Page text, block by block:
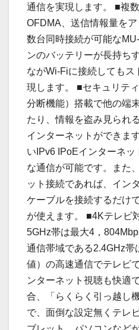
通信を実現します。 ■複
OFDMA、送信情報量を
数台同時接続が可能な
ンのバッテリーが長持ち
ながWi-Fiに接続してもス
現します。 ■セキュリテ
分断機能）搭載で他の端
たり、情報を盗み見られ
インターネットができま
いIPv6 IPoEインターネ
な通信が可能です。また
ット接続であれば、イン
ケーブルを接続するだけ
が使えます。 ■4Kテレビ
5GHz帯は最大4，
通信帯域である2.4GHz帯
値）の高速通信でテレビ
ンターネット視聴も快適
合、「らくらく引っ越し
で、面倒な設定無くテレ